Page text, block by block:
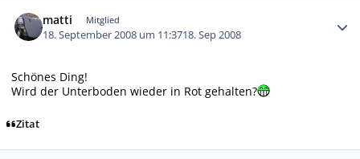
matti Mitglied
18. September 2008 um 11:3718. Sep 2008
Schönes Ding!
Wird der Unterboden wieder in Rot gehalten?
Zitat